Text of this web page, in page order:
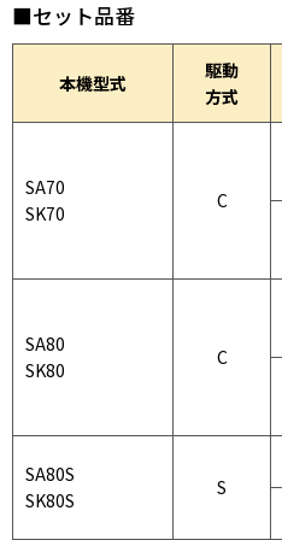
■セット品番
本機型式
駆動
方式
SA70
SK70
C
SA80
SK80
C
SA80S
SK80S
S